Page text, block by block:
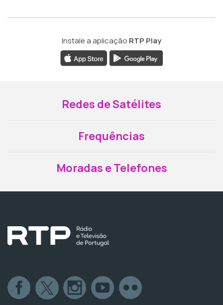
Instale a aplicação RTP Play
Redes de Satélites
Frequências
Moradas e Telefones